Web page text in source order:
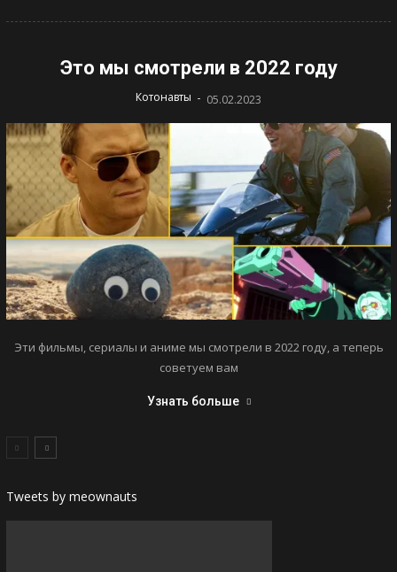
Это мы смотрели в 2022 году
Котонавты - 05.02.2023
Эти фильмы, сериалы и аниме мы смотрели в 2022 году, а теперь
советуем вам
Узнать больше
Tweets by meownauts